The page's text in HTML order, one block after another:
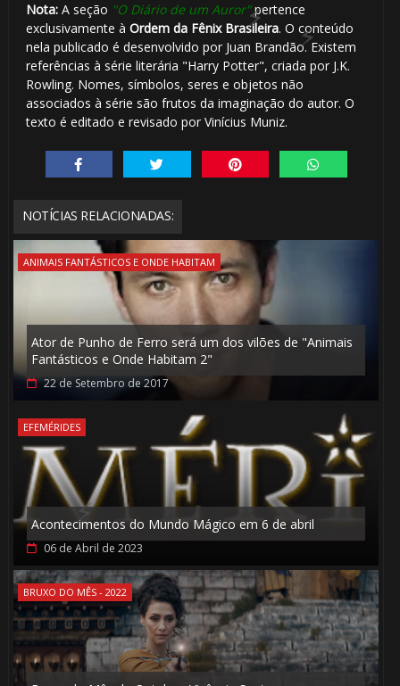
Nota:A seção "O Diário de um Auror"pertence
exclusivamente à Ordem da Fênix Brasileira. O conteúdo
nela publicado é desenvolvido por Juan Brandão. Existem
referências à série literária "Harry Potter", criada por J.K.
Rowling. Nomes, símbolos, seres e objetos não
associados à série são frutos da imaginação do autor. O
texto é editado e revisado por Vinícius Muniz.
NOTÍCIAS RELACIONADAS:
ANIMAIS FANTÁSTICOS E ONDE HABITAM
Ator de Punho de Ferro será um dos vilões de "Animais
Fantásticos e Onde Habitam 2"
22 de Setembro de 2017
EFEMÉRIDES
Acontecimentos do Mundo Mágico em 6 de abril
06 de Abril de 2023
BRUXO DO MÊS - 2022
⚡